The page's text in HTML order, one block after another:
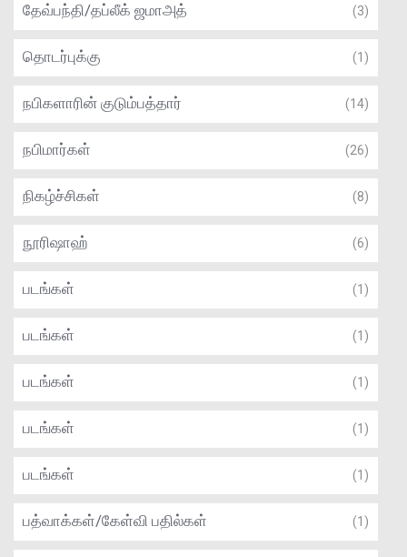
தேவ்பந்தி/தப்லீக் ஜமாஅத் (3)
தொடர்புக்கு (1)
நபிகளாரின் குடும்பத்தார் (14)
நபிமார்கள் (26)
நிகழ்ச்சிகள் (8)
நூரிஷாஹ் (6)
படங்கள் (1)
படங்கள் (1)
படங்கள் (1)
படங்கள் (1)
படங்கள் (1)
பத்வாக்கள்/கேள்வி பதில்கள் (1)